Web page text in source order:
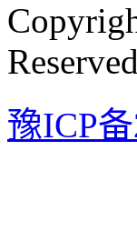
豫ICP